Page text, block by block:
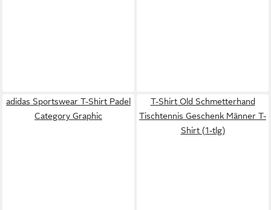
adidas Sportswear T-Shirt Padel
Category Graphic
T-Shirt Old Schmetterhand
Tischtennis Geschenk Männer T-
Shirt (1-tlg)